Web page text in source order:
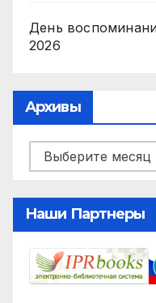
День
2026
Архивы
Архивы
Наши Партнеры